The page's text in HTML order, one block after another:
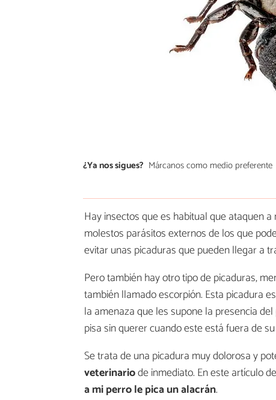
¿Ya nos sigues? Márcanos como medio preferente
Hay insectos que es habitual que ataquen
molestos parásitos externos de los que
evitar unas picaduras que pueden llegar a
Pero también hay otro tipo de picaduras,
también llamado escorpión. Esta picadura
la amenaza que les supone la presencia
pisa sin querer cuando este está fuera de
Se trata de una picadura muy dolorosa y
veterinariode inmediato. En este artículo
a mi perro le pica un alacrán.